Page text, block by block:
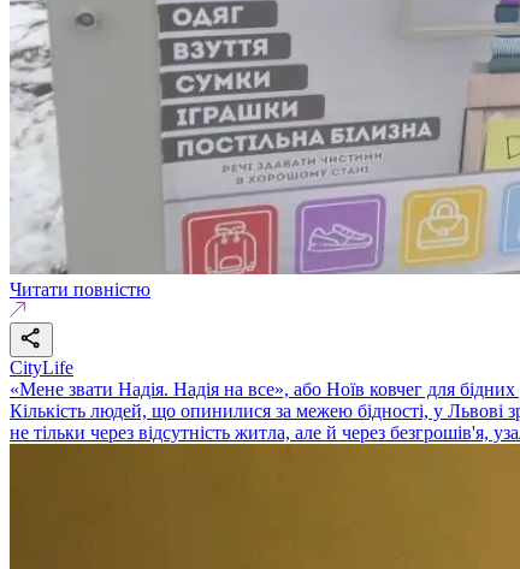
Читати повністю
CityLife
«Мене звати Надія. Надія на все», або Ноїв ковчег для бідних
Кількість людей, що опинилися за межею бідності, у
не тільки через відсутність житла, але й через безгрошів'я,